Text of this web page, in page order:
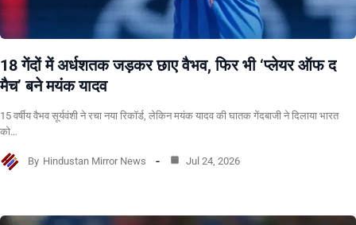
18 गेंदों में अर्धशतक जड़कर छाए वैभव, फिर भी ‘प्लेयर ऑफ द
मैच’ बने मयंक यादव
15 वर्षीय वैभव सूर्यवंशी ने रचा नया रिकॉर्ड, लेकिन मयंक यादव की घातक गेंदबाजी ने दिलाया भारत
को…
By Hindustan Mirror News Jul 24, 2026